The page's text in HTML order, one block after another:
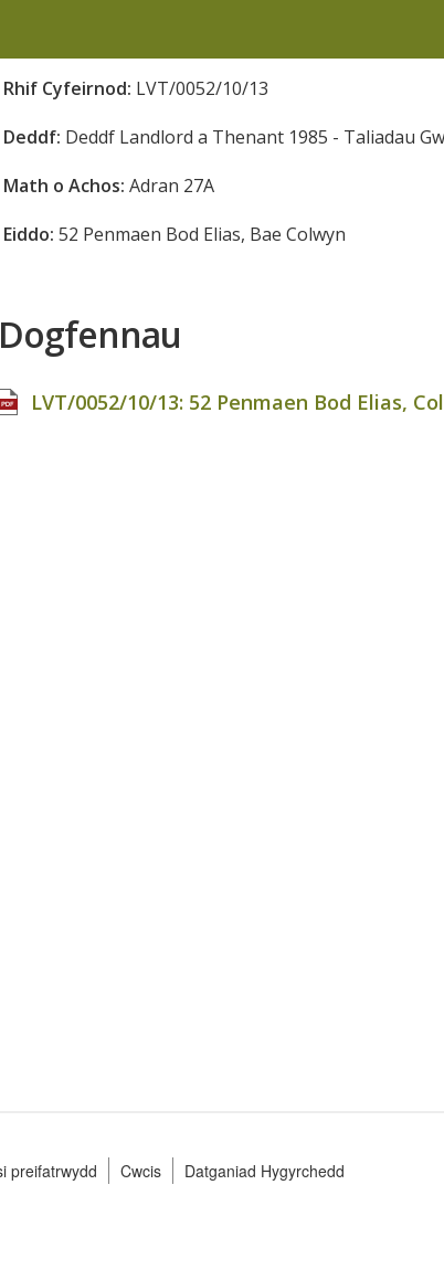
Rhif Cyfeirnod: LVT/0052/10/13
Deddf: Deddf Landlord a Thenant 1985 - Taliadau
Math o Achos: Adran 27A
Eiddo: 52 Penmaen Bod Elias, Bae Colwyn
Dogfennau
LVT/0052/10/13: 52 Penmaen Bod Elias,
preifatrwydd Cwcis Datganiad Hygyrchedd